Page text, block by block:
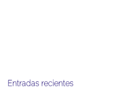
Entradas recientes